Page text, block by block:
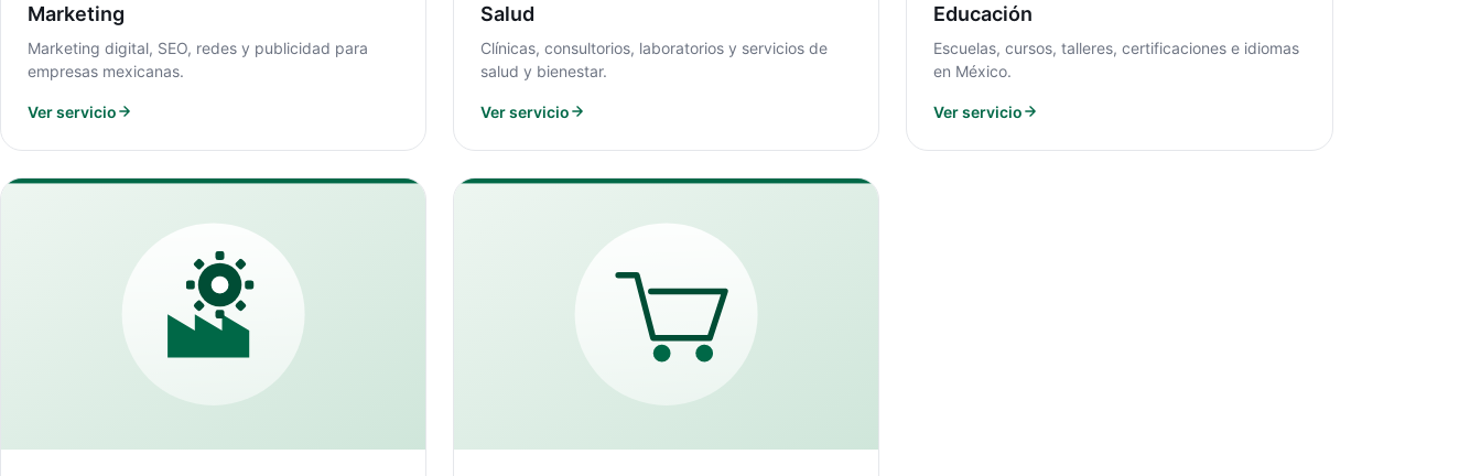
Marketing
Marketing digital, SEO, redes y publicidad para
empresas mexicanas.
Ver servicio
Salud
Clínicas, consultorios, laboratorios y servicios de
salud y bienestar.
Ver servicio
Educación
Escuelas, cursos, talleres, certificaciones e idiomas
en México.
Ver servicio